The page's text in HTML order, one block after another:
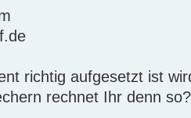
richtig aufgesetzt ist
rechnet Ihr denn so?